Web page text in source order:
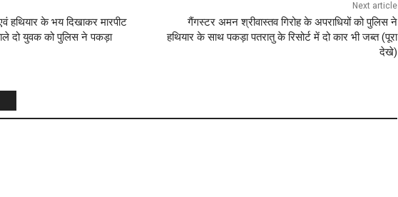
के भय दिखाकर मारपीट
दो युवक को पुलिस ने पकड़ा
Next article
गैंगस्टर अमन श्रीवास्तव गिरोह के अपराधियों को पुलिस ने
हथियार के साथ पकड़ा पतरातु के रिसोर्ट में दो कार भी जब्त (पूरा
देखे)